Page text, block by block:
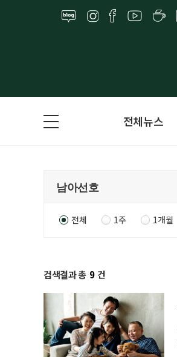
전체뉴스
전체 1주 1개월
검색결과 총 9 건